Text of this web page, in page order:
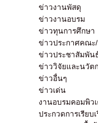
ข่าวงานพัสดุ
ข่าวงานอบรม
ข่าวทุนการศึกษา
ข่าวประกาศคณะ
ข่าวประชาสัมพัน
ข่าววิจัยและนวัต
ข่าวอื่นๆ
ข่าวเด่น
งานอบรมคอมพิว
ประกวดการเรียบ